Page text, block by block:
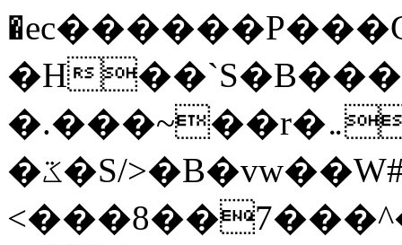
�H
�.���~��r�޼�}�܅�mؕWu���K}
�ػ�S/>�B�vw��W#�I��*]\W��)Ħ�1��fC}